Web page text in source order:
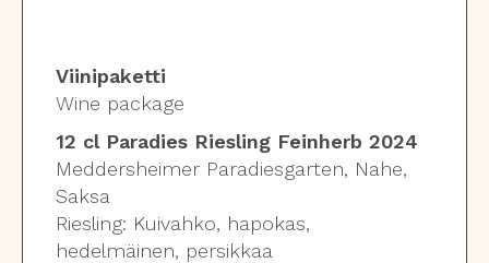
Viinipaketti
Wine package
12 cl Paradies Riesling Feinherb 2024
Meddersheimer Paradiesgarten, Nahe,
Saksa
Riesling: Kuivahko, hapokas,
hedelmäinen, persikkaa